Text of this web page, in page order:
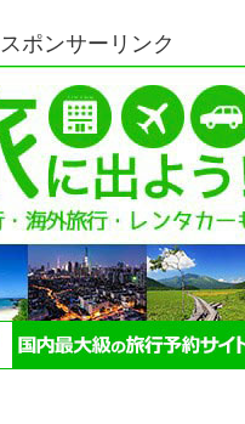
スポンサーリンク